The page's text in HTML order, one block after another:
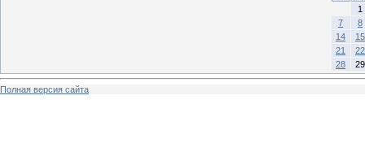
1
7
8
14
15
21
22
28
29
Полная версия сайта